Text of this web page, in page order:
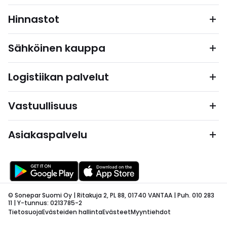
Hinnastot
Sähköinen kauppa
Logistiikan palvelut
Vastuullisuus
Asiakaspalvelu
© Sonepar Suomi Oy | Ritakuja 2, PL 88, 01740 VANTAA | Puh. 010 283
11 | Y-tunnus: 0213785-2
TietosuojaEvästeiden hallintaEvästeetMyyntiehdot